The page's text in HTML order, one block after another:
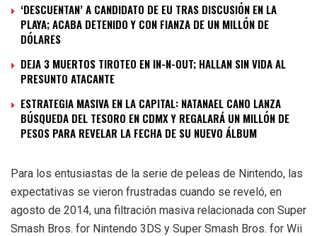
‘DESCUENTAN’ A CANDIDATO DE EU TRAS DISCUSIÓN EN LA
PLAYA; ACABA DETENIDO Y CON FIANZA DE UN MILLÓN DE
DÓLARES
DEJA 3 MUERTOS TIROTEO EN IN-N-OUT; HALLAN SIN VIDA AL
PRESUNTO ATACANTE
ESTRATEGIA MASIVA EN LA CAPITAL: NATANAEL CANO LANZA
BÚSQUEDA DEL TESORO EN CDMX Y REGALARÁ UN MILLÓN DE
PESOS PARA REVELAR LA FECHA DE SU NUEVO ÁLBUM
Para los entusiastas de la serie de peleas de Nintendo, las
expectativas se vieron frustradas cuando se reveló, en
agosto de 2014, una filtración masiva relacionada con Super
Smash Bros. for Nintendo 3DS y Super Smash Bros. for Wii